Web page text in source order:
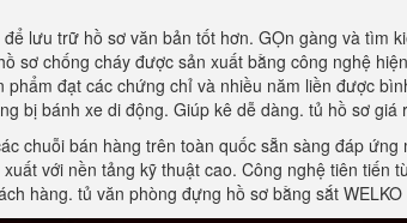
để lưu trữ hồ sơ văn bản tốt hơn. GỌn gàng và tìm
sơ chống cháy được sản xuất bằng công nghệ
phẩm đạt các chứng chỉ và nhiều năm liền được
bị bánh xe di động. Giúp kê dễ dàng. tủ hồ sơ
chuỗi bán hàng trên toàn quốc sẵn sàng đáp
với nền tảng kỹ thuật cao. Công nghệ tiên
hàng. tủ văn phòng đựng hồ sơ bằng sắt